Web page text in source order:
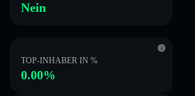
Nein
TOP-INHABER IN %
0.00%